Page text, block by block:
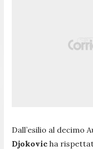
Dall’esilio al decimo
Djokovic ha